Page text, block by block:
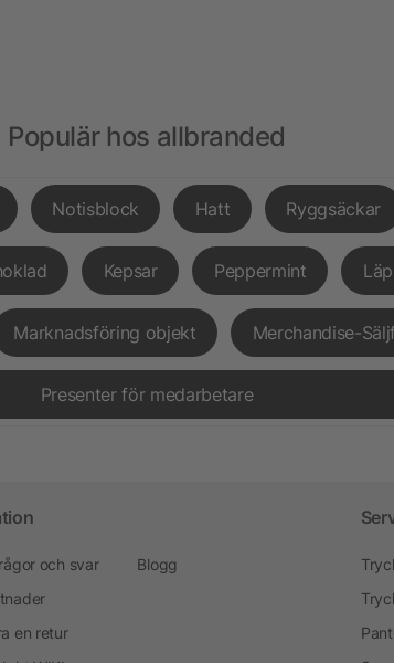
Populär hos allbranded
Notisblock Hatt Ryggsäckar
Kepsar Peppermint
Marknadsföring objekt Merchandise-
Presenter för medarbetare
och svar
en retur
Blogg